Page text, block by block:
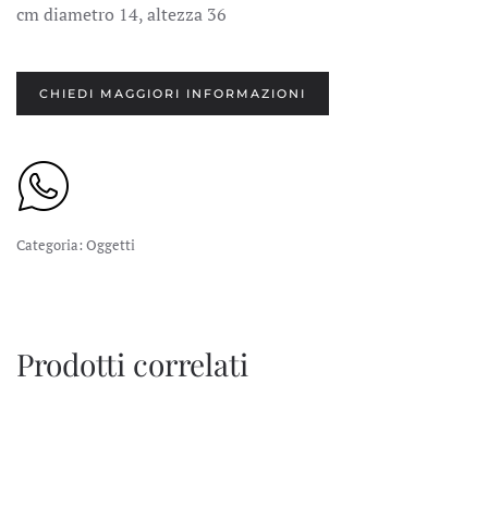
cm diametro 14, altezza 36
CHIEDI MAGGIORI INFORMAZIONI
Categoria: Oggetti
Prodotti correlati